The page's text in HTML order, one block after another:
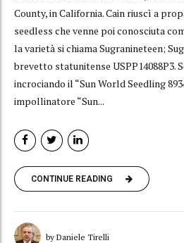
County, in California. Cain riuscì a
seedless che venne poi conosciuta
la varietà si chiama Sugranineteen;
brevetto statunitense
incrociando il “Sun World Seedling
impollinatore “Sun...
CONTINUE READING
by Daniele Tirelli